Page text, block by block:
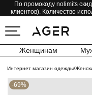
По промокоду nolimits
клиентов). Количество
Женщинам
Интернет магазин одежды/
-69%